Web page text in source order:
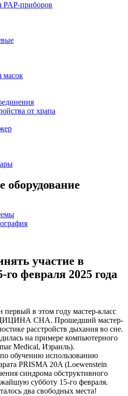
приборов
масок
от храпа
оборудование
участие в
го февраля 2025 года
первый в этом году мастер-класс
СНА. Прошедший мастер-
расстройств дыхания во сне.
на примере компьютерного
Medical, Израиль).
обучению использованию
PRISMA 20A (Loewenstein
синдрома обструктивного
субботу 15-го февраля.
два свободных места!